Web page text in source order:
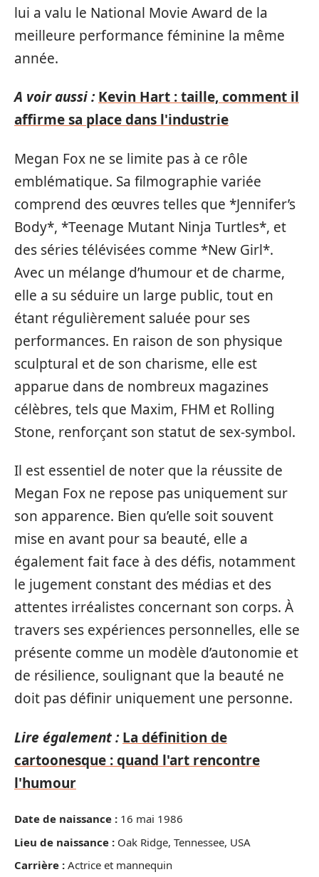
lui a valu le National Movie Award de la
meilleure performance féminine la même
année.
A voir aussi : Kevin Hart : taille, comment il
affirme sa place dans l'industrie
Megan Fox ne se limite pas à ce rôle
emblématique. Sa filmographie variée
comprend des œuvres telles que *Jennifer’s
Body*, *Teenage Mutant Ninja Turtles*, et
des séries télévisées comme *New Girl*.
Avec un mélange d’humour et de charme,
elle a su séduire un large public, tout en
étant régulièrement saluée pour ses
performances. En raison de son physique
sculptural et de son charisme, elle est
apparue dans de nombreux magazines
célèbres, tels que Maxim, FHM et Rolling
Stone, renforçant son statut de sex-symbol.
Il est essentiel de noter que la réussite de
Megan Fox ne repose pas uniquement sur
son apparence. Bien qu’elle soit souvent
mise en avant pour sa beauté, elle a
également fait face à des défis, notamment
le jugement constant des médias et des
attentes irréalistes concernant son corps. À
travers ses expériences personnelles, elle se
présente comme un modèle d’autonomie et
de résilience, soulignant que la beauté ne
doit pas définir uniquement une personne.
Lire également : La définition de
cartoonesque : quand l'art rencontre
l'humour
Date de naissance : 16 mai 1986
Lieu de naissance : Oak Ridge, Tennessee, USA
Carrière : Actrice et mannequin